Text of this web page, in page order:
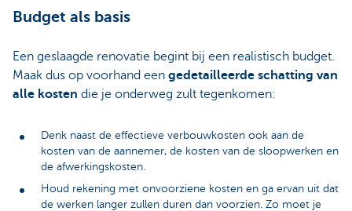
Budget als basis
Een geslaagde renovatie begint bij een realistisch budget.
Maak dus op voorhand een gedetailleerde schatting van
alle kosten die je onderweg zult tegenkomen:
Denk naast de effectieve verbouwkosten ook aan de
kosten van de aannemer, de kosten van de sloopwerken en
de afwerkingskosten.
Houd rekening met onvoorziene kosten en ga ervan uit dat
de werken langer zullen duren dan voorzien. Zo moet je